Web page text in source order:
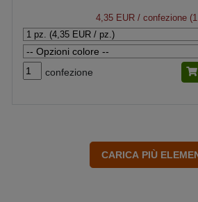
4,35 EUR / confezione
confezione